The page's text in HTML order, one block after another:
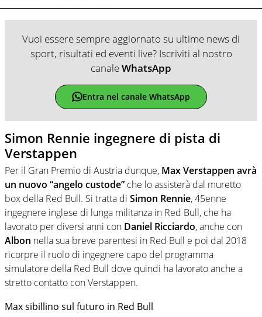
Vuoi essere sempre aggiornato su ultime news di
sport, risultati ed eventi live? Iscriviti al nostro
canaleWhatsApp
Entra nel canale WhatsApp
Simon Rennie ingegnere di pista di
Verstappen
Per il Gran Premio di Austria dunque, Max Verstappen avrà
un nuovo “angelo custode” che lo assisterà dal muretto
box della Red Bull. Si tratta di Simon Rennie, 45enne
ingegnere inglese di lunga militanza in Red Bull, che ha
lavorato per diversi anni con Daniel Ricciardo, anche con
Albon nella sua breve parentesi in Red Bull e poi dal 2018
ricorpre il ruolo di ingegnere capo del programma
simulatore della Red Bull dove quindi ha lavorato anche a
stretto contatto con Verstappen.
Max sibillino sul futuro in Red Bull